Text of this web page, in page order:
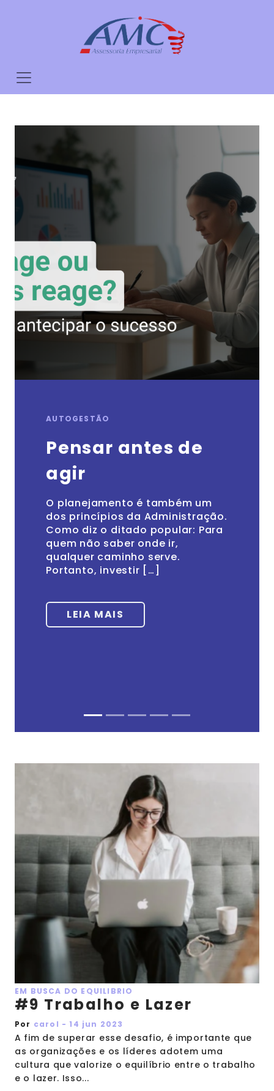
AUTOGESTÃO
Pensar antes de
agir
O planejamento é também um
dos princípios da Administração.
Como diz o ditado popular: Para
quem não saber onde ir,
qualquer caminho serve.
Portanto, investir […]
LEIA MAIS
EM BUSCA DO EQUILIBRIO
#9 Trabalho e Lazer
Por carol - 14 jun 2023
A fim de superar esse desafio, é importante que
as organizações e os líderes adotem uma
cultura que valorize o equilíbrio entre o trabalho
e o lazer. Isso...